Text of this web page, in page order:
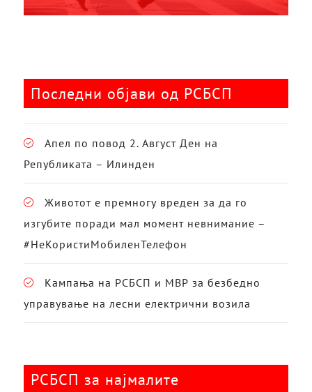
Последни објави од РСБСП
Апел по повод 2. Август Ден на
Републиката – Илинден
Животот е премногу вреден за да го
изгубите поради мал момент невнимание –
#НеКористиМобиленТелефон
Кампања на РСБСП и МВР за безбедно
управување на лесни електрични возила
РСБСП за најмалите